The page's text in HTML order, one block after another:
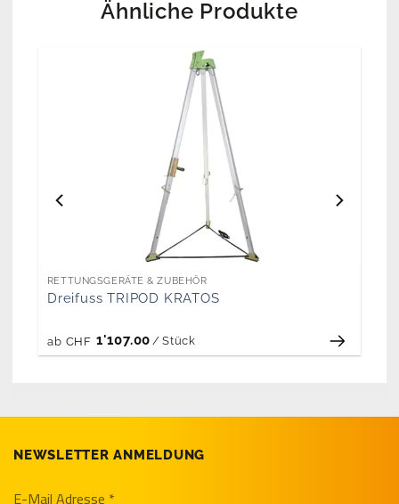
Ähnliche Produkte
RETTUNGSGERÄTE & ZUBEHÖR
Dreifuss TRIPOD KRATOS
ab CHF 1'107.00 / Stück
NEWSLETTER ANMELDUNG